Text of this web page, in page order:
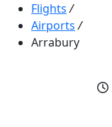
Flights /
Airports /
Arrabury